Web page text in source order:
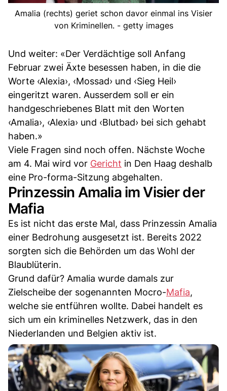
Amalia (rechts) geriet schon davor einmal ins Visier
von Kriminellen. - getty images
Und weiter: «Der Verdächtige soll Anfang
Februar zwei Äxte besessen haben, in die die
Worte ‹Alexia›, ‹Mossad› und ‹Sieg Heil›
eingeritzt waren. Ausserdem soll er ein
handgeschriebenes Blatt mit den Worten
‹Amalia›, ‹Alexia› und ‹Blutbad› bei sich gehabt
haben.»
Viele Fragen sind noch offen. Nächste Woche
am 4. Mai wird vor Gericht in Den Haag deshalb
eine Pro-forma-Sitzung abgehalten.
Prinzessin Amalia im Visier der
Mafia
Es ist nicht das erste Mal, dass Prinzessin Amalia
einer Bedrohung ausgesetzt ist. Bereits 2022
sorgten sich die Behörden um das Wohl der
Blaublüterin.
Grund dafür? Amalia wurde damals zur
Zielscheibe der sogenannten Mocro-Mafia,
welche sie entführen wollte. Dabei handelt es
sich um ein kriminelles Netzwerk, das in den
Niederlanden und Belgien aktiv ist.